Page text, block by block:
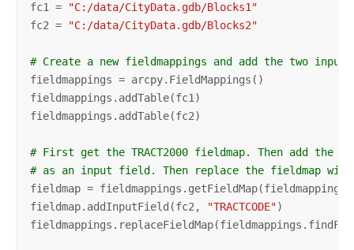
fc1 =
"C:/data/CityData.gdb/Blocks1"
fc2 =
"C:/data/CityData.gdb/Blocks2"
# Create a new fieldmappings and add the two
fieldmappings = arcpy.FieldMappings()
fieldmappings.addTable(fc1)
fieldmappings.addTable(fc2)
# First get the TRACT2000 fieldmap. Then add the
# as an input field. Then replace the fieldmap
fieldmap =
fieldmap.addInputField(fc2,
"TRACTCODE")